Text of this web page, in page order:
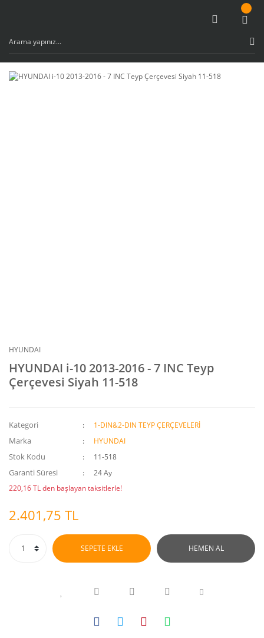
HYUNDAI
HYUNDAI i-10 2013-2016 - 7 INC Teyp
Çerçevesi Siyah 11-518
Kategori 1-DIN&2-DIN TEYP ÇERÇEVELERİ
Marka HYUNDAI
Stok Kodu 11-518
Garanti Süresi
24 Ay
220,16 TL den başlayan taksitlerle!
2.401,75 TL
SEPETE EKLE HEMEN AL